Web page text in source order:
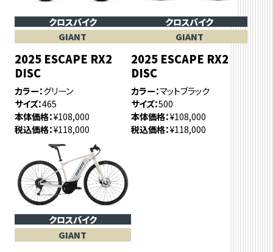
クロスバイク
GIANT
2025 ESCAPE RX2
DISC
カラー グリーン
サイズ 465
本体価格 ¥108,000
税込価格 ¥118,000
クロスバイク
GIANT
2025 ESCAPE RX2
DISC
カラー マットブラック
サイズ 500
本体価格 ¥108,000
税込価格 ¥118,000
クロスバイク
GIANT